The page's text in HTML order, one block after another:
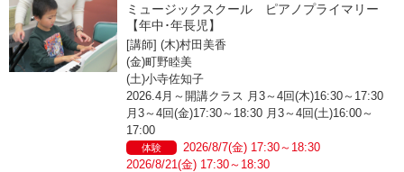
ミュージックスクール ピアノプライマリー
【年中･年長児】
[講師] (木)村田美香
(金)町野睦美
(土)小寺佐知子
2026.4月～開講クラス 月3～4回(木)16:30～17:30
月3～4回(金)17:30～18:30 月3～4回(土)16:00～
17:00
体験
2026/8/7(金) 17:30～18:30
2026/8/21(金) 17:30～18:30